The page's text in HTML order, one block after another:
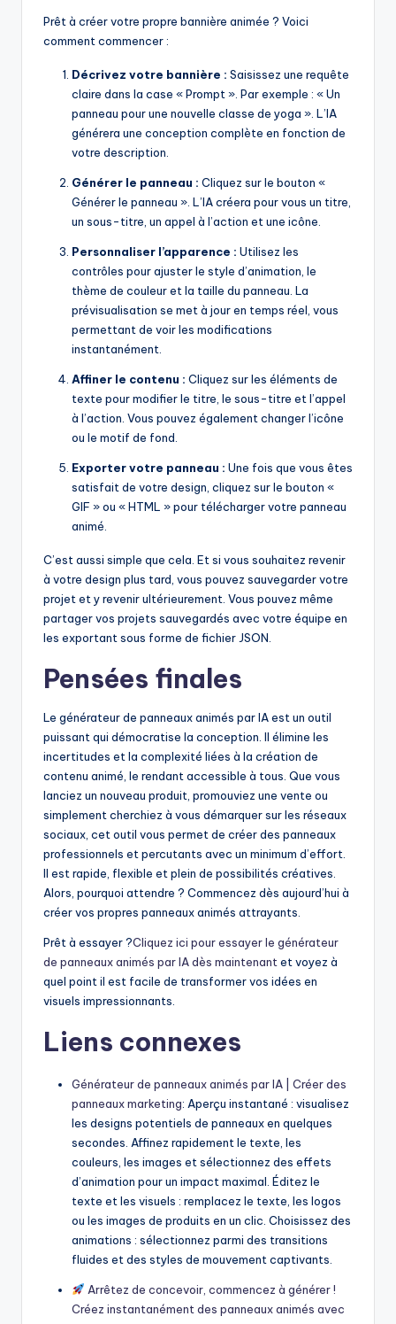
Prêt à créer votre propre bannière animée ? Voici
comment commencer :
Décrivez votre bannière : Saisissez une requête
claire dans la case « Prompt ». Par exemple : « Un
panneau pour une nouvelle classe de yoga ». L’IA
générera une conception complète en fonction de
votre description.
Générer le panneau : Cliquez sur le bouton «
Générer le panneau ». L’IA créera pour vous un titre,
un sous-titre, un appel à l’action et une icône.
Personnaliser l’apparence : Utilisez les
contrôles pour ajuster le style d’animation, le
thème de couleur et la taille du panneau. La
prévisualisation se met à jour en temps réel, vous
permettant de voir les modifications
instantanément.
Affiner le contenu : Cliquez sur les éléments de
texte pour modifier le titre, le sous-titre et l’appel
à l’action. Vous pouvez également changer l’icône
ou le motif de fond.
Exporter votre panneau : Une fois que vous êtes
satisfait de votre design, cliquez sur le bouton «
GIF » ou « HTML » pour télécharger votre panneau
animé.
C’est aussi simple que cela. Et si vous souhaitez revenir
à votre design plus tard, vous pouvez sauvegarder votre
projet et y revenir ultérieurement. Vous pouvez même
partager vos projets sauvegardés avec votre équipe en
les exportant sous forme de fichier JSON.
Pensées finales
Le générateur de panneaux animés par IA est un outil
puissant qui démocratise la conception. Il élimine les
incertitudes et la complexité liées à la création de
contenu animé, le rendant accessible à tous. Que vous
lanciez un nouveau produit, promouviez une vente ou
simplement cherchiez à vous démarquer sur les réseaux
sociaux, cet outil vous permet de créer des panneaux
professionnels et percutants avec un minimum d’effort.
Il est rapide, flexible et plein de possibilités créatives.
Alors, pourquoi attendre ? Commencez dès aujourd’hui à
créer vos propres panneaux animés attrayants.
Prêt à essayer ?Cliquez ici pour essayer le générateur
de panneaux animés par IA dès maintenant et voyez à
quel point il est facile de transformer vos idées en
visuels impressionnants.
Liens connexes
Générateur de panneaux animés par IA | Créer des
panneaux marketing: Aperçu instantané : visualisez
les designs potentiels de panneaux en quelques
secondes. Affinez rapidement le texte, les
couleurs, les images et sélectionnez des effets
d’animation pour un impact maximal. Éditez le
texte et les visuels : remplacez le texte, les logos
ou les images de produits en un clic. Choisissez des
animations : sélectionnez parmi des transitions
fluides et des styles de mouvement captivants.
Arrêtez de concevoir, commencez à générer !
Créez instantanément des panneaux animés avec